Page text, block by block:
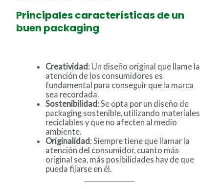
Principales características de un
buen packaging
Creatividad: Un diseño original que llame la
atención de los consumidores es
fundamental para conseguir que la marca
sea recordada.
Sostenibilidad: Se opta por un diseño de
packaging sostenible, utilizando materiales
reciclables y que no afecten al medio
ambiente.
Originalidad: Siempre tiene que llamar la
atención del consumidor, cuanto más
original sea, más posibilidades hay de que
pueda fijarse en él.